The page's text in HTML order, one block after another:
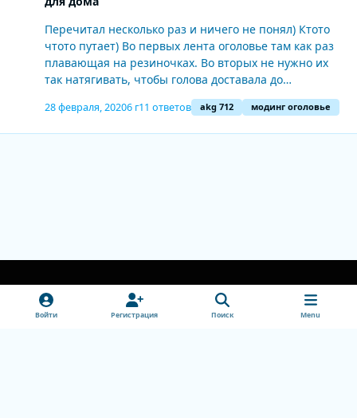
и мягкой части самодельной повязки.
Перечитал несколько раз и ничего не понял) Ктото
чтото путает) Во первых лента оголовье там как раз
плавающая на резиночках. Во вторых не нужно их
так натягивать, чтобы голова доставала до
пластиковых частей. Просто опускаешь их на голову и
они растворяются. Одни из самых неощущаемых на
голове ушей вообше.
28 февраля, 20206 г11 ответов akg 712 модинг оголовье
Light ModeDark ModeSystem Preference
v
Войти Регистрация Поиск Menu